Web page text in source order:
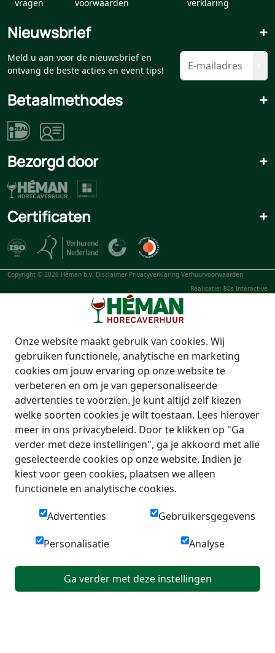
vragen
voorwaarden
verklaring
Nieuwsbrief +
Meld u aan voor de nieuwsbrief en
ontvang de beste acties en event tips!
Betaalmethodes +
Bezorgd door +
Certificaten +
Copyright © 2026 Héman b.v. Disclaimer Privacyverklaring Verhuurvoorwaarden
Realisatie: 80s Interactive
Onze website maakt gebruik van cookies. Wij
gebruiken functionele, analytische en marketing
cookies om jouw ervaring op onze website te
verbeteren en om je van gepersonaliseerde
advertenties te voorzien. Je kunt altijd zelf kiezen
welke soorten cookies je wilt toestaan. Lees hierover
meer in ons privacybeleid. Door te klikken op "Ga
verder met deze instellingen", ga je akkoord met alle
geselecteerde cookies op onze website. Indien je
kiest voor geen cookies, plaatsen we alleen
functionele en analytische cookies.
Advertenties Gebruikersgegevens
Personalisatie Analyse
Ga verder met deze instellingen